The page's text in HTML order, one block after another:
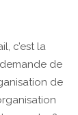
c’est la
de
de